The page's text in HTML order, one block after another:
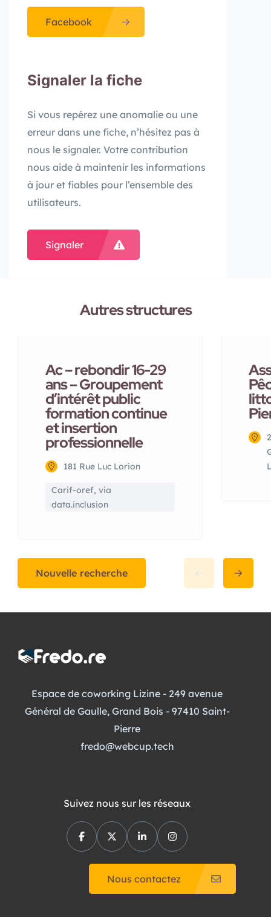
Facebook
Signaler la fiche
Si vous repérez une anomalie ou une
erreur dans une fiche, n’hésitez pas à
nous le signaler. Votre contribution
nous aide à maintenir les informations
à jour et fiables pour l’ensemble des
utilisateurs.
Signaler
Autres structures
Ac – rebondir 16-29
ans – Groupement
d’intérêt public
formation continue
et insertion
professionnelle
181 Rue Luc Lorion
Carif-oref, via
data.inclusion
Nouvelle recherche
Espace de coworking Lizine - 249 avenue
Général de Gaulle, Grand Bois - 97410 Saint-
Pierre
fredo@webcup.tech
Suivez nous sur les réseaux
Nous contactez